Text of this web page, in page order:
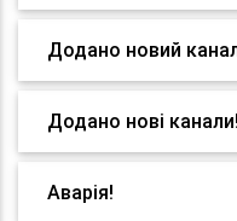
Додано новий
Додано нові канали!
Аварія!